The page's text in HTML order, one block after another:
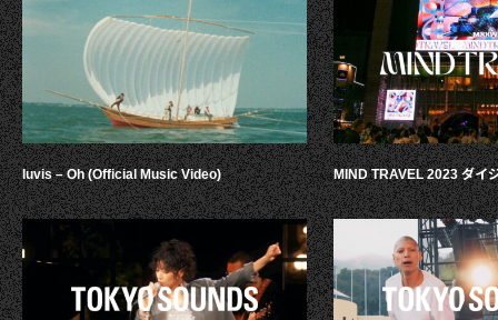
luvis – Oh (Official Music Video) MIND TRAVEL 2023 ダイ